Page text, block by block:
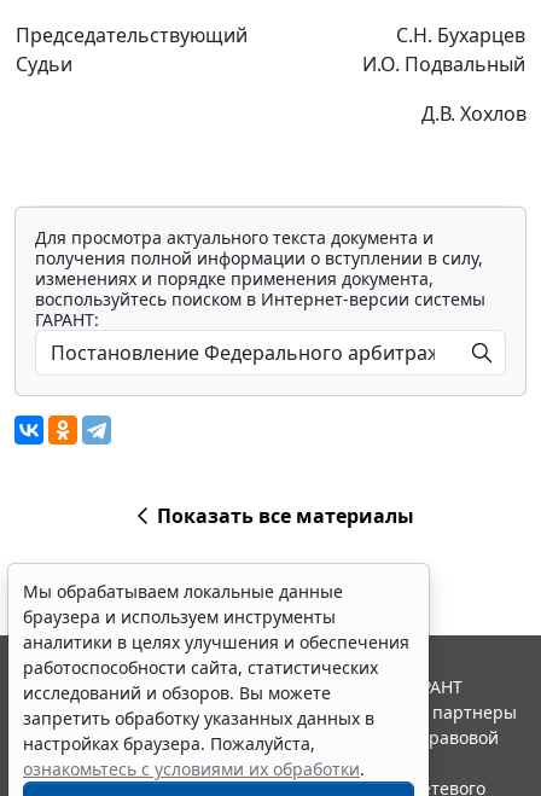
Председательствующий
Судьи
С.Н. Бухарцев
И.О. Подвальный
Д.В. Хохлов
Для просмотра актуального текста документа и
получения полной информации о вступлении в силу,
изменениях и порядке применения документа,
воспользуйтесь поиском в Интернет-версии системы
ГАРАНТ:
Показать все материалы
Мы обрабатываем локальные данные
браузера и используем инструменты
аналитики в целях улучшения и обеспечения
работоспособности сайта, статистических
исследований и обзоров. Вы можете
запретить обработку указанных данных в
настройках браузера. Пожалуйста,
ознакомьтесь с условиями их обработки.
© ООО "НПП "ГАРАНТ-СЕРВИС", 2026. Система ГАРАНТ
выпускается с 1990 года. Компания "Гарант" и ее партнеры
являются участниками Российской ассоциации правовой
информации ГАРАНТ.
Портал ГАРАНТ.РУ зарегистрирован в качестве сетевого